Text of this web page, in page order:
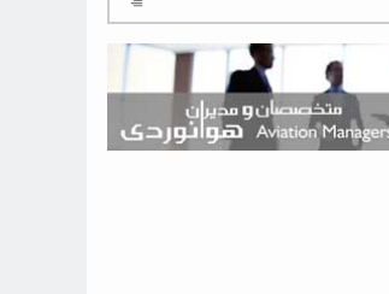
بازرسی موتورهای هواپیما شد
سمنان
استخدام در صنعت هوانوردی کانادا با آموزش رایگان و حقوق ۱۲۷ هزار